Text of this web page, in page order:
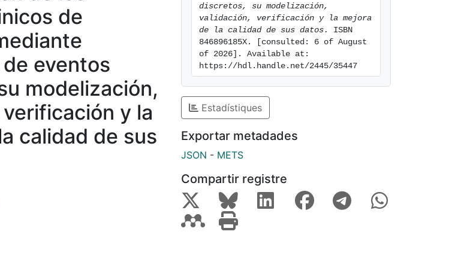
de
eventos
modelización,
y la
calidad de sus
discretos, su modelización,
validación, verificación y la mejora
de la calidad de sus datos.
ISBN
846896185X. [consulted: 6 of August
of 2026]. Available at:
https://hdl.handle.net/2445/35447
Estadístiques
Exportar metadades
JSON - METS
Compartir registre